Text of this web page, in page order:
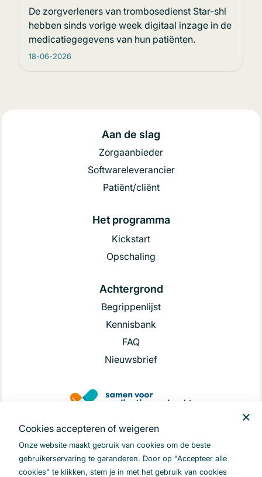
Cookies accepteren of weigeren
Onze website maakt gebruik van cookies om de beste
gebruikerservaring te garanderen. Door op "Accepteer alle
cookies" te klikken, stem je in met het gebruik van cookies
De zorgverleners van trombosedienst Star-shl
hebben sinds vorige week digitaal inzage in de
medicatiegegevens van hun patiënten.
18-06-2026
Aan de slag
Zorgaanbieder
Softwareleverancier
Patiënt/cliënt
Het programma
Kickstart
Opschaling
Achtergrond
Begrippenlijst
Kennisbank
FAQ
Nieuwsbrief
.